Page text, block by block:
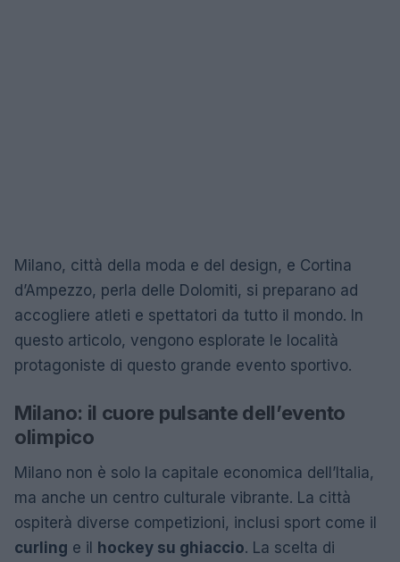
Milano, città della moda e del design, e Cortina
d’Ampezzo, perla delle Dolomiti, si preparano ad
accogliere atleti e spettatori da tutto il mondo. In
questo articolo, vengono esplorate le località
protagoniste di questo grande evento sportivo.
Milano: il cuore pulsante dell’evento
olimpico
Milano non è solo la capitale economica dell’Italia,
ma anche un centro culturale vibrante. La città
ospiterà diverse competizioni, inclusi sport come il
curling e il hockey su ghiaccio. La scelta di